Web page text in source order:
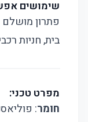
שימושים
פתרון
בית, חניות
מפרט טכני:
חומר: